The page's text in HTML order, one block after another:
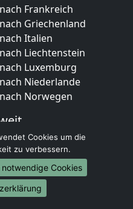
Frankreich
Griechenland
Italien
Liechtenstein
Luxemburg
Niederlande
Norwegen
Berlin
Hamburg
München
Köln
Frankfurt am Main
Cookies um die
zu verbessern.
notwendige Cookies